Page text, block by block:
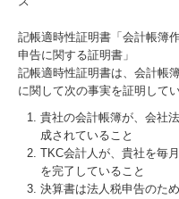
記帳適時性証明書「会計帳簿
申告に関する証明書」
記帳適時性証明書は、会計帳
に関して次の事実を証明してい
貴社の会計帳簿が、会社
成されていること
TKC会計人が、貴社を毎
を完了していること
決算書は法人税申告のた